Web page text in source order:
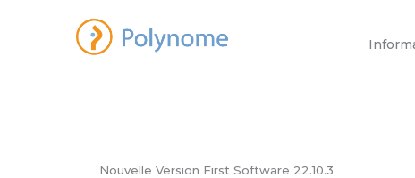
Nouvelle Version First Software 22.10.3